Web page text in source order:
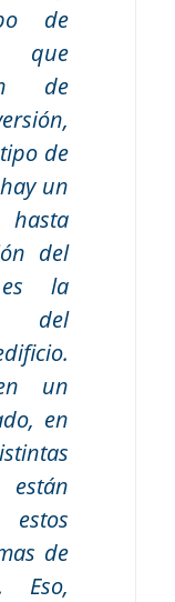
de
que
de
de
un
hasta
del
la
del
un
en
de
Eso,